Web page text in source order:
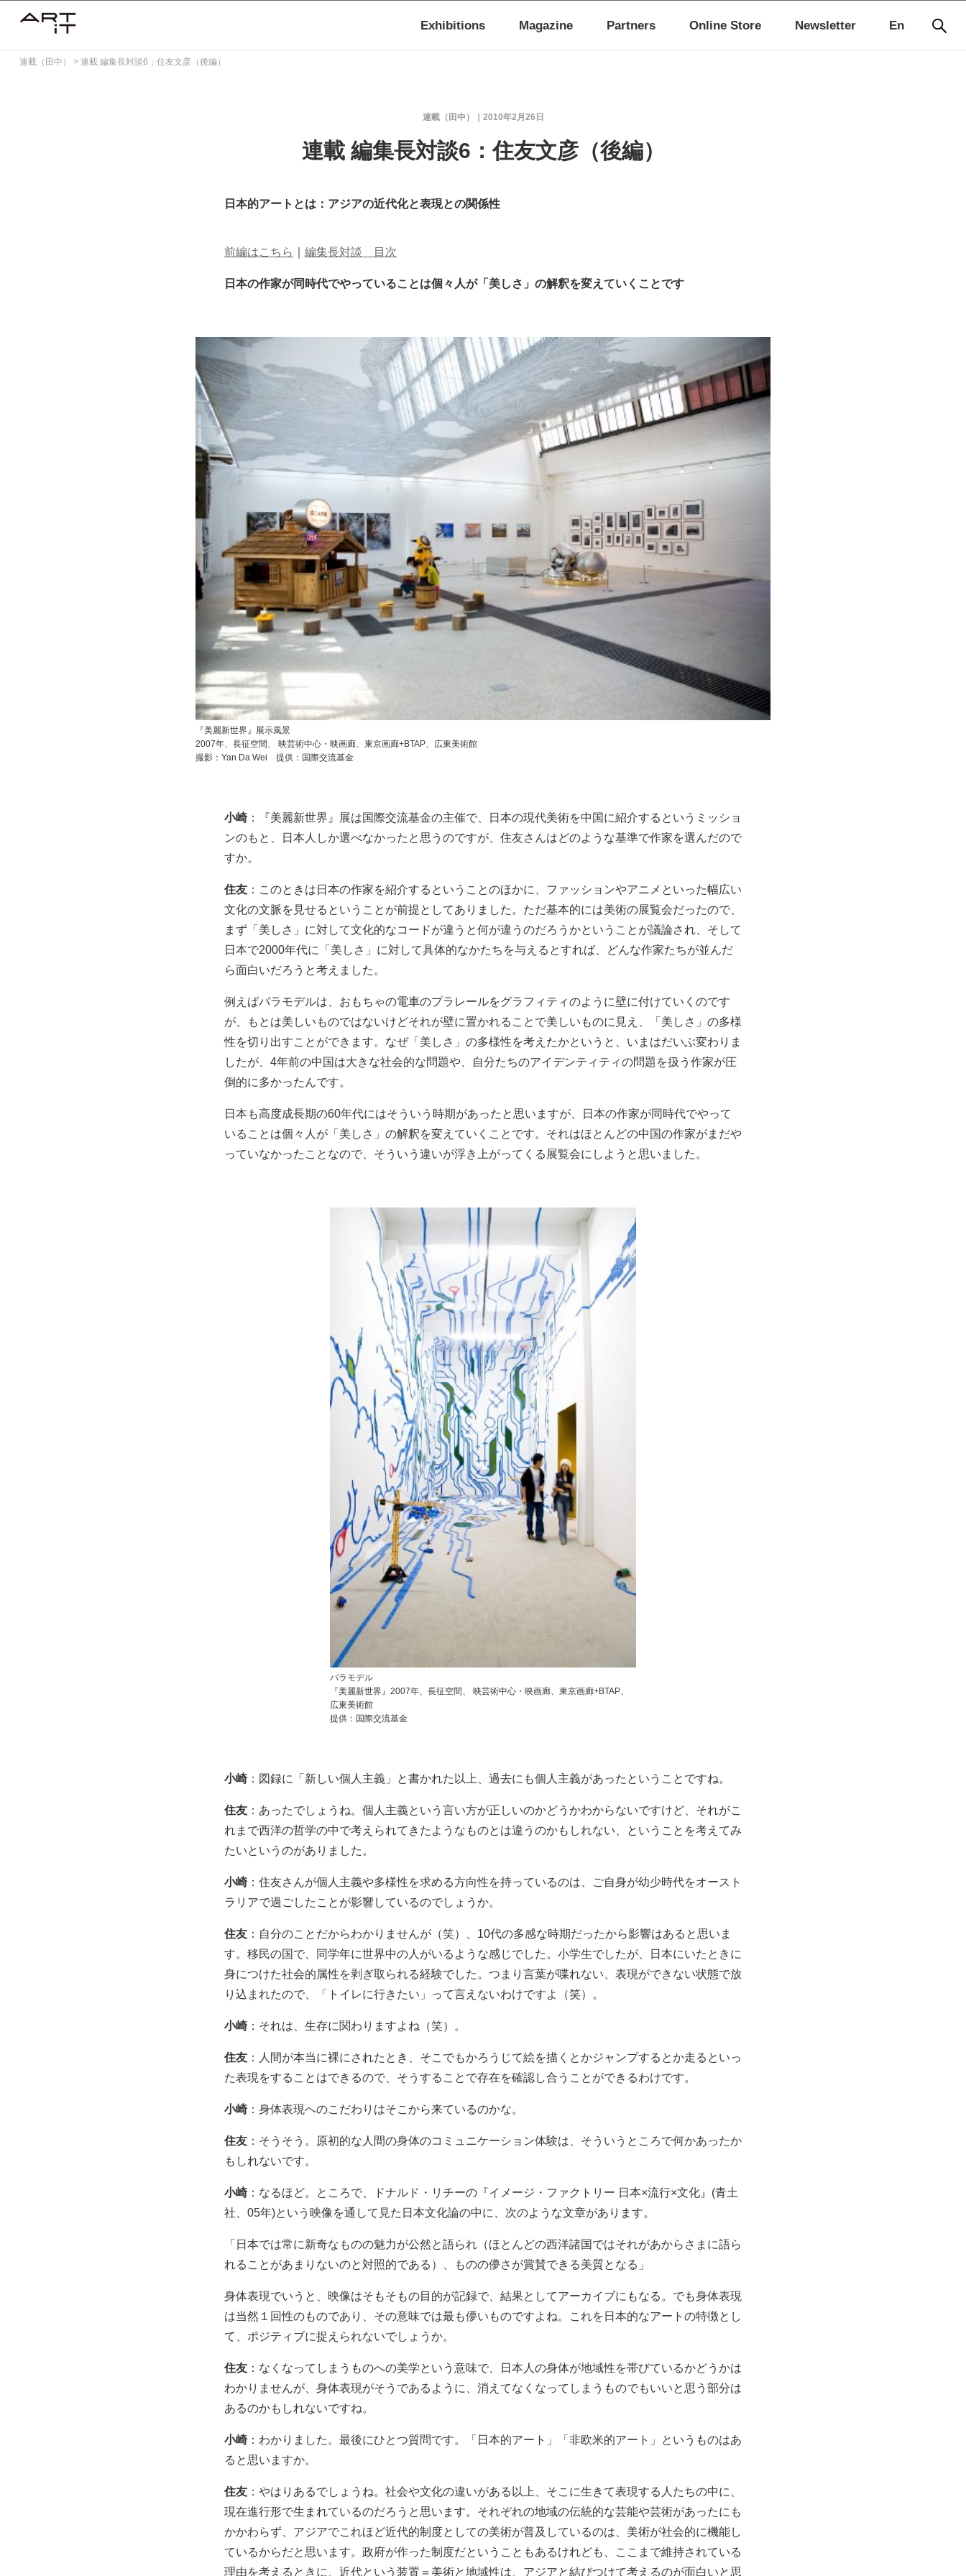
En
Exhibitions Magazine Partners Online Store Newsletter
連載（田中） > 連載 編集長対談6：住友文彦（後編）
2010年2月26日
連載（田中）
連載 編集長対談6：住友文彦（後編）
日本的アートとは：アジアの近代化と表現との関係性
前編はこちら 編集長対談 目次
日本の作家が同時代でやっていることは個々人が「美しさ」の解釈を変えていくことです
『美麗新世界』展示風景
2007年、長征空間、 映芸術中心・映画廊、東京画廊+BTAP、広東美術館
撮影：Yan Da Wei 提供：国際交流基金
小崎：『美麗新世界』展は国際交流基金の主催で、日本の現代美術を中国に紹介するというミッショ
ンのもと、日本人しか選べなかったと思うのですが、住友さんはどのような基準で作家を選んだので
すか。
住友 ：このときは日本の作家を紹介するということのほかに、ファッションやアニメといった幅広い
文化の文脈を見せるということが前提としてありました。ただ基本的には美術の展覧会だったので、
まず「美しさ」に対して文化的なコードが違うと何が違うのだろうかということが議論され、そして
日本で2000年代に「美しさ」に対して具体的なかたちを与えるとすれば、どんな作家たちが並んだ
ら面白いだろうと考えました。
例えばパラモデルは、おもちゃの電車のプラレールをグラフィティのように壁に付けていくのです
が、もとは美しいものではないけどそれが壁に置かれることで美しいものに見え、「美しさ」の多様
性を切り出すことができます。なぜ「美しさ」の多様性を考えたかというと、いまはだいぶ変わりま
したが、4年前の中国は大きな社会的な問題や、自分たちのアイデンティティの問題を扱う作家が圧
倒的に多かったんです。
日本も高度成長期の60年代にはそういう時期があったと思いますが、日本の作家が同時代でやって
いることは個々人が「美しさ」の解釈を変えていくことです。それはほとんどの中国の作家がまだや
っていなかったことなので、そういう違いが浮き上がってくる展覧会にしようと思いました。
パラモデル
『美麗新世界』2007年、長征空間、 映芸術中心・映画廊、東京画廊+BTAP、
広東美術館
提供：国際交流基金
小崎：図録に「新しい個人主義」と書かれた以上、過去にも個人主義があったということですね。
住友 ：あったでしょうね。個人主義という言い方が正しいのかどうかわからないですけど、それがこ
れまで西洋の哲学の中で考えられてきたようなものとは違うのかもしれない、ということを考えてみ
たいというのがありました。
小崎：住友さんが個人主義や多様性を求める方向性を持っているのは、ご自身が幼少時代をオースト
ラリアで過ごしたことが影響しているのでしょうか。
住友 ：自分のことだからわかりませんが（笑）、10代の多感な時期だったから影響はあると思いま
す。移民の国で、同学年に世界中の人がいるような感じでした。小学生でしたが、日本にいたときに
身につけた社会的属性を剥ぎ取られる経験でした。つまり言葉が喋れない、表現ができない状態で放
り込まれたので、「トイレに行きたい」って言えないわけですよ（笑）。
小崎：それは、生存に関わりますよね（笑）。
住友 ：人間が本当に裸にされたとき、そこでもかろうじて絵を描くとかジャンプするとか走るといっ
た表現をすることはできるので、そうすることで存在を確認し合うことができるわけです。
小崎：身体表現へのこだわりはそこから来ているのかな。
住友 ：そうそう。原初的な人間の身体のコミュニケーション体験は、そういうところで何かあったか
もしれないです。
小崎：なるほど。ところで、ドナルド・リチーの『イメージ・ファクトリー 日本×流行×文化』(青土
社、05年)という映像を通して見た日本文化論の中に、次のような文章があります。
「日本では常に新奇なものの魅力が公然と語られ（ほとんどの西洋諸国ではそれがあからさまに語ら
れることがあまりないのと対照的である）、ものの儚さが賞賛できる美質となる」
身体表現でいうと、映像はそもそもの目的が記録で、結果としてアーカイブにもなる。でも身体表現
は当然１回性のものであり、その意味では最も儚いものですよね。これを日本的なアートの特徴とし
て、ポジティブに捉えられないでしょうか。
住友 ：なくなってしまうものへの美学という意味で、日本人の身体が地域性を帯びているかどうかは
わかりませんが、身体表現がそうであるように、消えてなくなってしまうものでもいいと思う部分は
あるのかもしれないですね。
小崎：わかりました。最後にひとつ質問です。「日本的アート」「非欧米的アート」というものはあ
ると思いますか。
住友 ：やはりあるでしょうね。社会や文化の違いがある以上、そこに生きて表現する人たちの中に、
現在進行形で生まれているのだろうと思います。それぞれの地域の伝統的な芸能や芸術があったにも
かかわらず、アジアでこれほど近代的制度としての美術が普及しているのは、美術が社会的に機能し
ているからだと思います。政府が作った制度だということもあるけれども、ここまで維持されている
理由を考えるときに、近代という装置＝美術と地域性は、アジアと結びつけて考えるのが面白いと思